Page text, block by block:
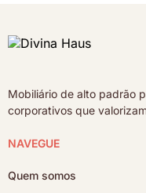
Mobiliário de alto padrão
corporativos que
NAVEGUE
Quem somos